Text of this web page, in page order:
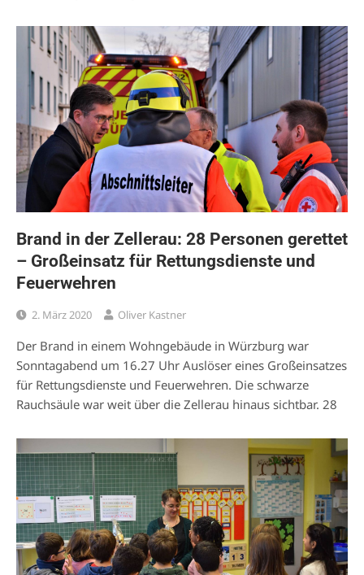
Brand in der Zellerau: 28 Personen gerettet
– Großeinsatz für Rettungsdienste und
Feuerwehren
2. März 2020 Oliver Kastner
Der Brand in einem Wohngebäude in Würzburg war
Sonntagabend um 16.27 Uhr Auslöser eines Großeinsatzes
für Rettungsdienste und Feuerwehren. Die schwarze
Rauchsäule war weit über die Zellerau hinaus sichtbar. 28